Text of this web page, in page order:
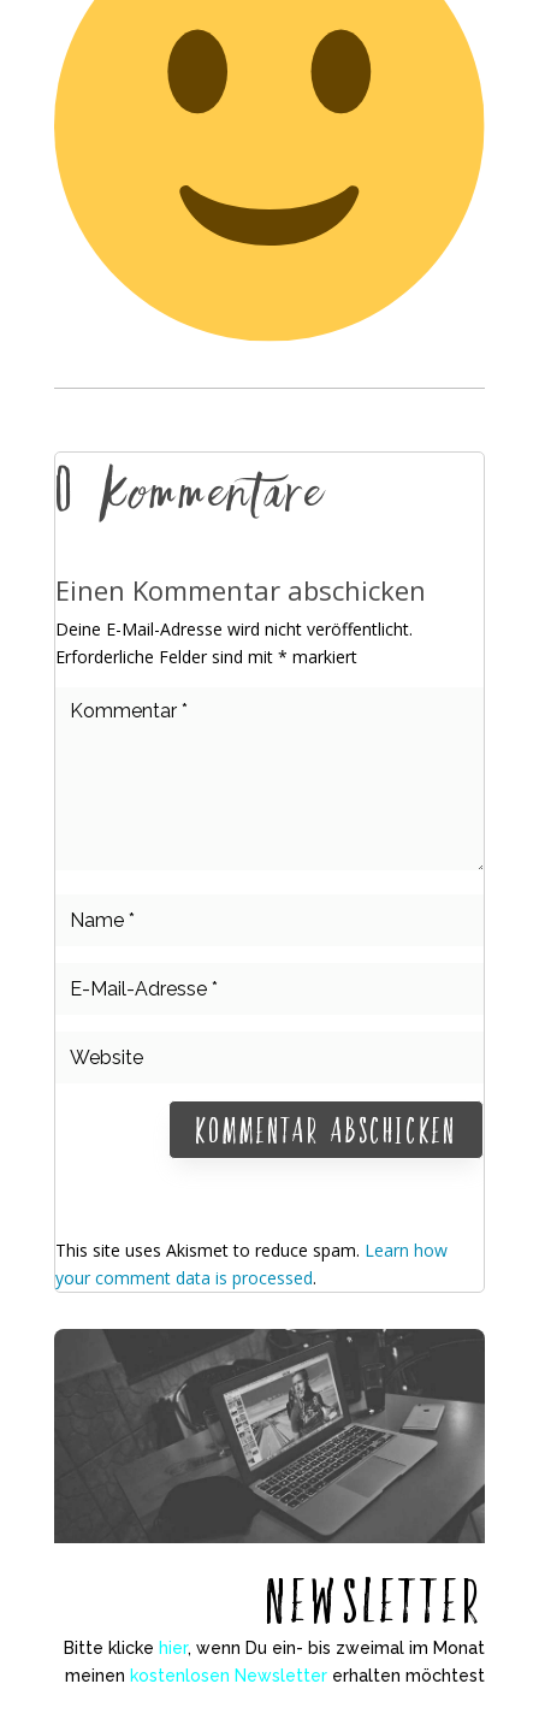
0 Kommentare
Einen Kommentar abschicken
Deine E-Mail-Adresse wird nicht veröffentlicht.
Erforderliche Felder sind mit * markiert
Kommentar abschicken
This site uses Akismet to reduce spam. Learn how
your comment data is processed.
Newsletter
Bitte klicke hier, wenn Du ein- bis zweimal im Monat
meinen kostenlosen Newsletter erhalten möchtest